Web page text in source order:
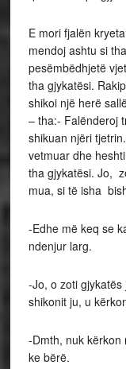
E mori fjalën
mendoj ashtu si
pesëmbëdhjetë
tha gjykatësi.
shikoi një herë
– tha:- Falënderoj
shikuan njëri
vetmuar dhe
tha gjykatësi. Jo,
mua, si të isha
-Edhe më keq se
ndenjur larg.
-Jo, o zoti
shikonit ju, u
-Dmth, nuk kërkon
ke bërë.